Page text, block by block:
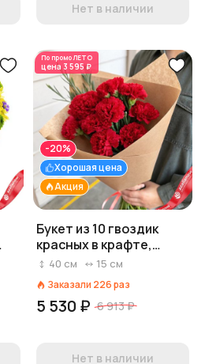
Нет в наличии
По промоЛЕТО
цена 3 595 ₽
Акция
Хорошая цена
-20%
Букет из 10 гвоздик
красных в крафте,
Диантус, Голландия
40 см 15 см
Заказали 226раз
5 530 ₽ 6 913 ₽
Нет в наличии